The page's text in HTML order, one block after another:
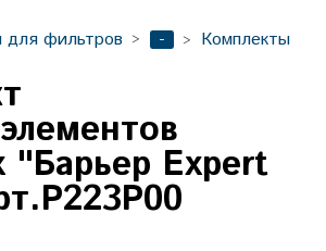
для фильтров - Комплекты
"Барьер Expert